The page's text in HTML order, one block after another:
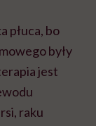
płuca, bo
były
jest
raku